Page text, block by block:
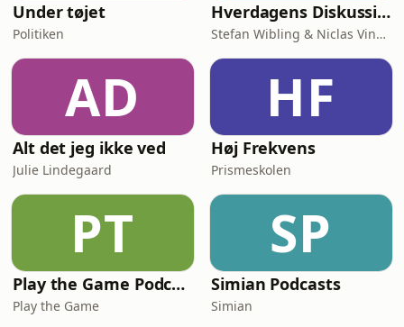
Under tøjet
Politiken
Hverdagens Diskussioner
Stefan Wibling & Niclas Vingaard
AD
Alt det jeg ikke ved
Julie Lindegaard
HF
Høj Frekvens
Prismeskolen
PT
Play the Game Podcast
Play the Game
SP
Simian Podcasts
Simian